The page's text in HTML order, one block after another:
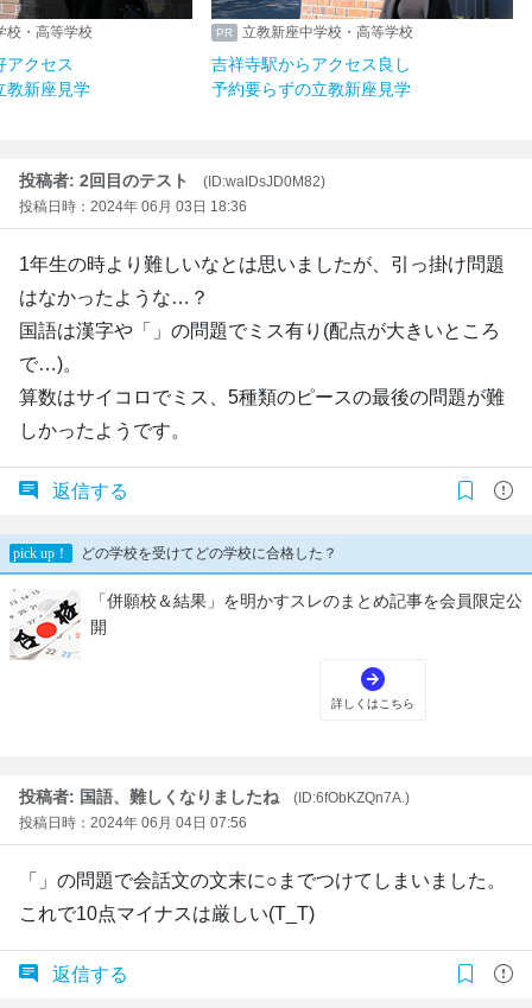
校・高等学校
アクセス
教新座見学
立教新座中学校・高等学校
吉祥寺駅からアクセス良し
予約要らずの立教新座見学
投稿者: 2回目のテスト
(ID:waIDsJD0M82)
投稿日時：2024年 06月 03日 18:36
1年生の時より難しいなとは思いましたが、引っ掛け問題
はなかったような…？
国語は漢字や「」の問題でミス有り(配点が大きいところ
で…)。
算数はサイコロでミス、5種類のピースの最後の問題が難
しかったようです。
返信する
投稿者: 国語、難しくなりましたね
(ID:6fObKZQn7A.)
投稿日時：2024年 06月 04日 07:56
「」の問題で会話文の文末に○までつけてしまいました。
これで10点マイナスは厳しい(T_T)
返信する